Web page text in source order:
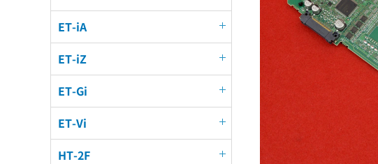
ET-iA
ET-iZ
ET-Gi
ET-Vi
HT-2F